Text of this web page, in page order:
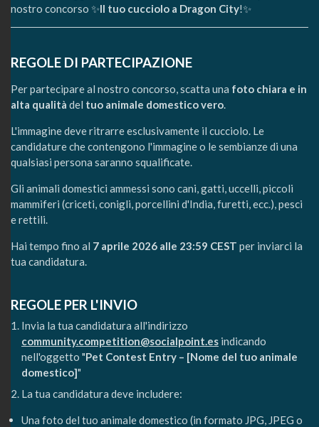
nostro concorso ✨Il tuo cucciolo a Dragon City!✨
REGOLE DI PARTECIPAZIONE
Per partecipare al nostro concorso, scatta una foto chiara e in
alta qualità del tuo animale domestico vero.
L'immagine deve ritrarre esclusivamente il cucciolo. Le
candidature che contengono l'immagine o le sembianze di una
qualsiasi persona saranno squalificate.
Gli animali domestici ammessi sono cani, gatti, uccelli, piccoli
mammiferi (criceti, conigli, porcellini d'India, furetti, ecc.), pesci
e rettili.
Hai tempo fino al 7 aprile 2026 alle 23:59 CEST per inviarci la
tua candidatura.
REGOLE PER L'INVIO
Invia la tua candidatura all'indirizzo
community.competition@socialpoint.es indicando
nell'oggetto "Pet Contest Entry – [Nome del tuo animale
domestico]"
La tua candidatura deve includere:
Una foto del tuo animale domestico (in formato JPG, JPEG o